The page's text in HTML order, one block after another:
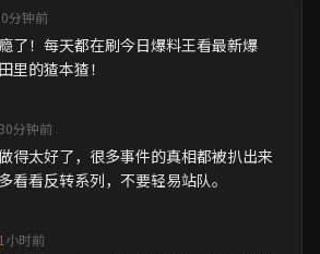
分钟前
了！每天都在刷今日爆料王看最新爆
里的猹本猹！
30分钟前
得太好了，很多事件的真相都被扒出来
看看反转系列，不要轻易站队。
1小时前